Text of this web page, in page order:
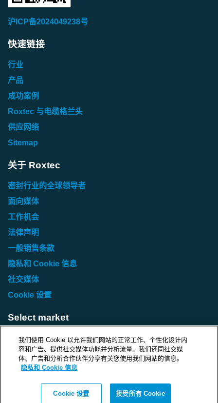
沪ICP备2024049238号
快速链接
行业
产品
成功案例
Roxtec 与电缆格兰头
供应网络
Sitemap
关于 Roxtec
密封行业的全球领导者
面向媒体
工作机会
法律声明
一般销售条款
隐私和 Cookie 信息
社交媒体
Cookie 设置
Select market
Choose local site
Protecting life and assets
我们使用 Cookie 以允许我们网站的正常工作、个性化设计内
容和广告、提供社交媒体功能并分析流量。我们还同社交媒
体、广告和分析合作伙伴分享有关您使用我们网站的信息。
隐私和 Cookie 信息
Cookie 设置 接受所有 Cookie